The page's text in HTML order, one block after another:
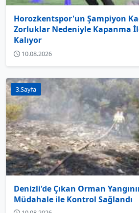
Horozkentspor'un Şampiyon
Zorluklar Nedeniyle Kapanma
Kalıyor
10.08.2026
3.Sayfa
Denizli'de Çıkan Orman
Müdahale ile Kontrol Sağlandı